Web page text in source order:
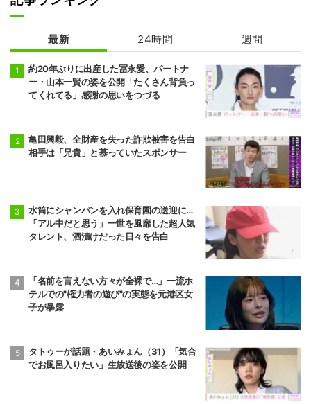
最新 24時間 週間
約20年ぶりに出産した冨永愛、パートナ
ー・山本一賢の姿を公開「たくさん背負っ
てくれてる」感謝の思いをつづる
亀田興毅、全財産を失った詐欺被害を告白
相手は「兄貴」と慕っていたスポンサー
水筒にシャンパンを入れ保育園の送迎に…
「アル中だと思う」一世を風靡した超人気
タレント、酒漬けだった日々を告白
「名前を言えない方々が全裸で…」一流ホ
テルでの"権力者の遊び"の実態を元港区女
子が暴露
タトゥーが話題・あいみょん（31）「気合
でお風呂入りたい」生放送後の姿を公開